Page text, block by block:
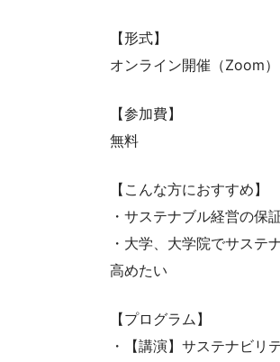
【形式】
オンライン開催（Zoom）
【参加費】
無料
【こんな方におすすめ】
・サステナブル経営の保
・大学、大学院でサステ
高めたい
【プログラム】
・【講演】サステナビリ